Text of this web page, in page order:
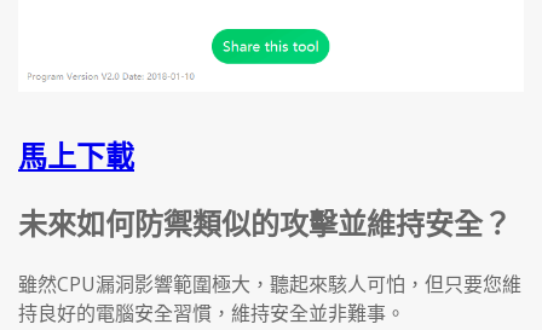
馬上下載
未來如何防禦類似的攻擊並維持安全？
雖然CPU漏洞影響範圍極大，聽起來駭人可怕，但只要您維
持良好的電腦安全習慣，維持安全並非難事。